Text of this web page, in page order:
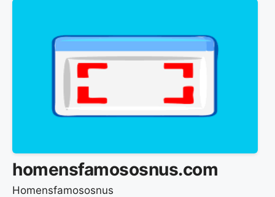
homensfamososnus.com
Homensfamososnus